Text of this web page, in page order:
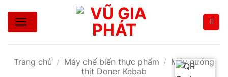
nội
Trang chủ / Máy chế biến thực phẩm / Máy nướng
thịt Doner Kebab